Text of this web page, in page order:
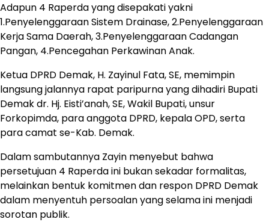
Adapun 4 Raperda yang disepakati yakni
1.Penyelenggaraan Sistem Drainase, 2.Penyelenggaraan
Kerja Sama Daerah, 3.Penyelenggaraan Cadangan
Pangan, 4.Pencegahan Perkawinan Anak.
Ketua DPRD Demak, H. Zayinul Fata, SE, memimpin
langsung jalannya rapat paripurna yang dihadiri Bupati
Demak dr. Hj. Eisti’anah, SE, Wakil Bupati, unsur
Forkopimda, para anggota DPRD, kepala OPD, serta
para camat se-Kab. Demak.
Dalam sambutannya Zayin menyebut bahwa
persetujuan 4 Raperda ini bukan sekadar formalitas,
melainkan bentuk komitmen dan respon DPRD Demak
dalam menyentuh persoalan yang selama ini menjadi
sorotan publik.